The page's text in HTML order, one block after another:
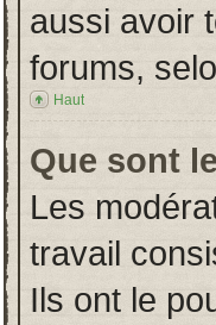
aussi avoir
forums,
Haut
Que sont
Les
travail
Ils ont le